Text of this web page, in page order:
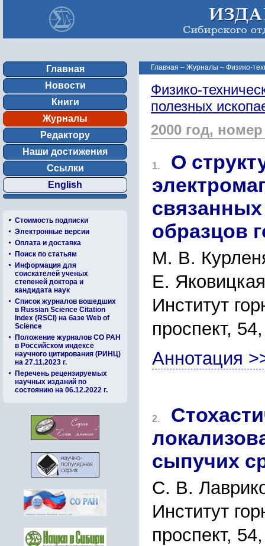
Главная
Новости
Книги
Журналы
Редактору
Наши достижения
Ссылки
English
Стоимость подписки
Электронные версии
Оплата и доставка
Поиск по статьям
Информация для
соискателей ученых
степеней доктора и
кандидата наук
Список журналов вошедших
в Russian Science Citation
Index (RSCI) на базе Web of
Science
Положение журналов СО РАН
в Российском индексе
научного цитирования (РИНЦ)
на 27.11.2023 г.
Перечень рецензируемых
научных изданий по
состоянию на 06.12.2022 г.
Главная – Журналы – Физико-
Физико-
полезных
2000 год,
1.
О
образцов
М. В.
Е. Яковицкая
Институт
проспект,
Аннотация
2.
сыпучих
С. В.
Институт
проспект,